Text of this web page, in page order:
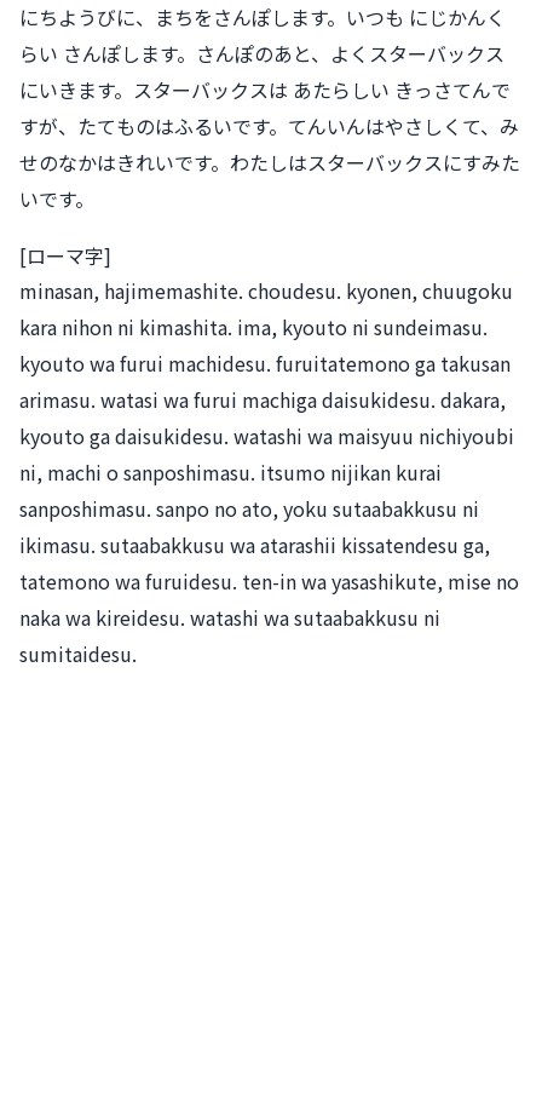
にちようびに、まちをさんぽします。いつも にじかんく
らい さんぽします。さんぽのあと、よくスターバックス
にいきます。スターバックスは あたらしい きっさてんで
すが、たてものはふるいです。てんいんはやさしくて、み
せのなかはきれいです。わたしはスターバックスにすみた
いです。
[ローマ字]
minasan, hajimemashite. choudesu. kyonen, chuugoku
kara nihon ni kimashita. ima, kyouto ni sundeimasu.
kyouto wa furui machidesu. furuitatemono ga takusan
arimasu. watasi wa furui machiga daisukidesu. dakara,
kyouto ga daisukidesu. watashi wa maisyuu nichiyoubi
ni, machi o sanposhimasu. itsumo nijikan kurai
sanposhimasu. sanpo no ato, yoku sutaabakkusu ni
ikimasu. sutaabakkusu wa atarashii kissatendesu ga,
tatemono wa furuidesu. ten-in wa yasashikute, mise no
naka wa kireidesu. watashi wa sutaabakkusu ni
sumitaidesu.